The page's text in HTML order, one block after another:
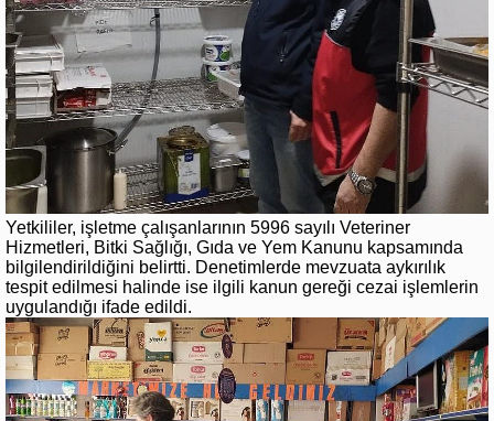
Yetkililer, işletme çalışanlarının 5996 sayılı Veteriner
Hizmetleri, Bitki Sağlığı, Gıda ve Yem Kanunu kapsamında
bilgilendirildiğini belirtti. Denetimlerde mevzuata aykırılık
tespit edilmesi halinde ise ilgili kanun gereği cezai işlemlerin
uygulandığı ifade edildi.